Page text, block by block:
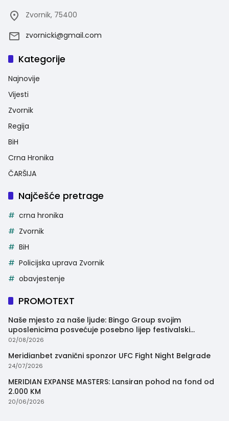
Zvornik, 75400
zvornicki@gmail.com
Kategorije
Najnovije
Vijesti
Zvornik
Regija
BiH
Crna Hronika
ČARŠIJA
Najčešće pretrage
crna hronika
Zvornik
BiH
Policijska uprava Zvornik
obavjestenje
PROMOTEXT
Naše mjesto za naše ljude: Bingo Group svojim
uposlenicima posvećuje posebno lijep festivalski
trenutak
02/08/2026
Meridianbet zvanični sponzor UFC Fight Night Belgrade
24/07/2026
MERIDIAN EXPANSE MASTERS: Lansiran pohod na fond od
2.000 KM
20/06/2026